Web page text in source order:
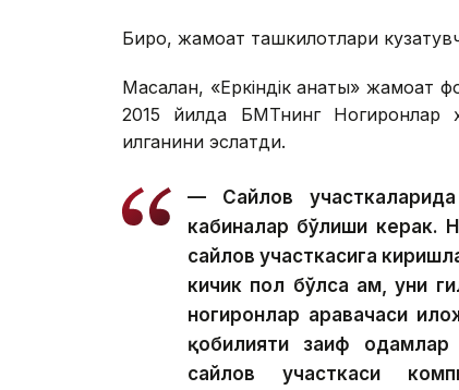
Бироқ, жамоат ташкилотлари
Масалан, «Еркіндік қанаты»
2015 йилда БМТнинг Ногиронлар
қилганини эслатди.
— Сайлов
кабиналар бўлиши керак.
сайлов участкасига
кичик пол бўлса ҳам, уни
ногиронлар аравачаси
қобилияти заиф
сайлов участкаси